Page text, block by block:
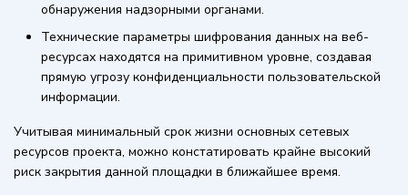
обнаружения надзорными органами.
Технические параметры шифрования данных на веб-
ресурсах находятся на примитивном уровне, создавая
прямую угрозу конфиденциальности пользовательской
информации.
Учитывая минимальный срок жизни основных сетевых
ресурсов проекта, можно констатировать крайне высокий
риск закрытия данной площадки в ближайшее время.